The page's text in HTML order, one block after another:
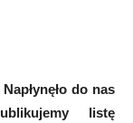
do nas
listę